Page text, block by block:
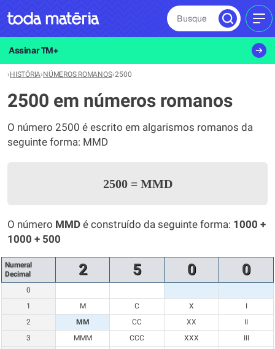
Busque
Assinar TM+
›HISTÓRIA›NÚMEROS ROMANOS›2500
2500 em números romanos
O número 2500 é escrito em algarismos romanos da
seguinte forma: MMD
2500 =MMD
O número MMD é construído da seguinte forma: 1000 +
1000 + 500
Numeral
Decimal
2 5 0 0
0
1
M C X
I
2
MM CC XX
II
3
MMM CCC XXX
III